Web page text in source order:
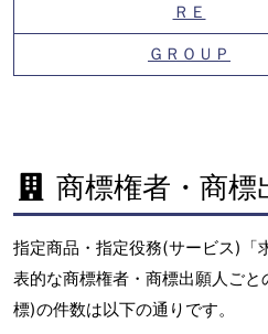
ＲＥ
ＧＲＯＵＰ
商標権者・商標
指定商品・指定役務(サービス)「
表的な商標権者・商標出願人ご
標)の件数は以下の通りです。